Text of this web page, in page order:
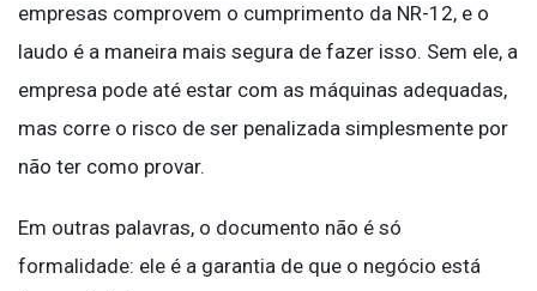
empresas comprovem o cumprimento da NR-12, e o
laudo é a maneira mais segura de fazer isso. Sem ele, a
empresa pode até estar com as máquinas adequadas,
mas corre o risco de ser penalizada simplesmente por
não ter como provar.
Em outras palavras, o documento não é só
formalidade: ele é a garantia de que o negócio está